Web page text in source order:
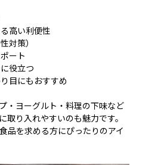
高い利便性
対策）
ート
役立つ
目にもおすすめ
・ヨーグルト・料理の下味など
取り入れやすいのも魅力です。
品を求める方にぴったりのアイ